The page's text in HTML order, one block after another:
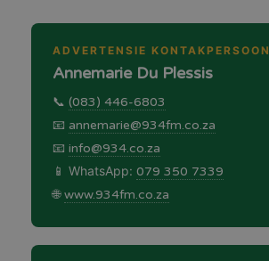
ADVERTENSIE KONTAKPERSOON
Annemarie Du Plessis
📞 (083) 446-6803
📧 annemarie@934fm.co.za
📧 info@934.co.za
📱 WhatsApp: 079 350 7339
🌐www.934fm.co.za